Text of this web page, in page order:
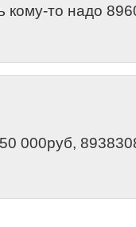
кому-то надо
000руб,